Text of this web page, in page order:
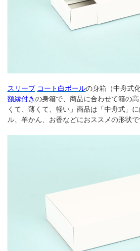
その他のお問合せ
スリーブ コート白ボールの身箱（中舟式
額縁付きの身箱で、商品に合わせて箱の
くて、薄くて、軽い」商品は「中舟式」
ル、羊かん、お香などにおススメの形状で